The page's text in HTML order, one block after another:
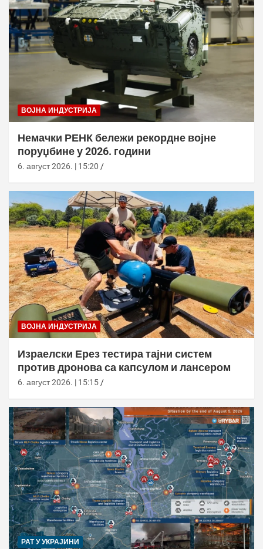
ВОЈНА ИНДУСТРИЈА
Немачки РЕНК бележи рекордне војне
поруџбине у 2026. години
6. август 2026. | 15:20
ВОЈНА ИНДУСТРИЈА
Израелски Ерез тестира тајни систем
против дронова са капсулом и лансером
6. август 2026. | 15:15
РАТ У УКРАЈИНИ